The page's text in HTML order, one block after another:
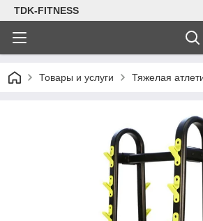
TDK-FITNESS
Товары и услуги Тяжелая